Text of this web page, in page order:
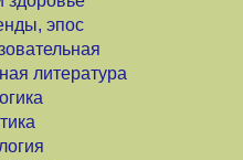
эпос
литература